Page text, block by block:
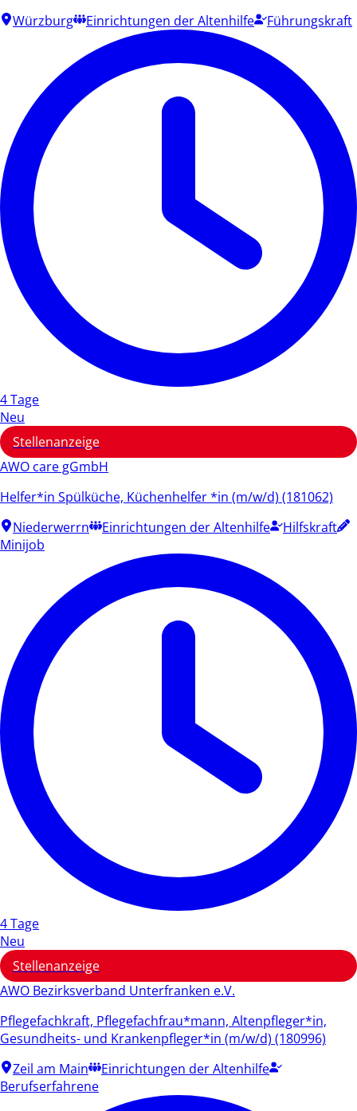
Würzburg
Einrichtungen der Altenhilfe Führungskraft
4 Tage
Neu
Stellenanzeige
AWO care gGmbH
Helfer*in Spülküche, Küchenhelfer *in (m/w/d) (181062)
Niederwerrn
Einrichtungen der Altenhilfe
Hilfskraft
Minijob
4 Tage
Neu
Stellenanzeige
AWO Bezirksverband Unterfranken e.V.
Pflegefachkraft, Pflegefachfrau*mann, Altenpfleger*in,
Gesundheits- und Krankenpfleger*in (m/w/d) (180996)
Zeil am Main
Einrichtungen der Altenhilfe
Berufserfahrene